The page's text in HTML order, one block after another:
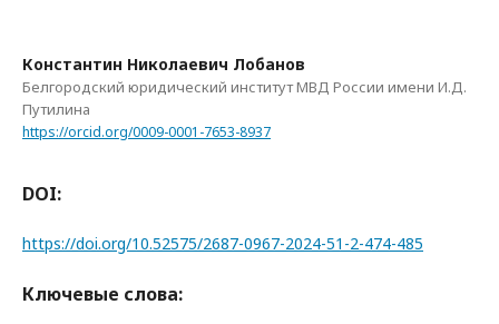
Константин Николаевич Лобанов
Белгородский юридический институт МВД России имени И.Д.
Путилина
https://orcid.org/0009-0001-7653-8937
DOI:
https://doi.org/10.52575/2687-0967-2024-51-2-474-485
Ключевые слова: